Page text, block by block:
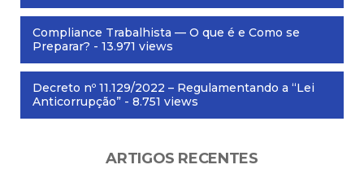
Compliance Trabalhista — O que é e Como se
Preparar? - 13.971 views
Decreto nº 11.129/2022 – Regulamentando a “Lei
Anticorrupção” - 8.751 views
ARTIGOS RECENTES